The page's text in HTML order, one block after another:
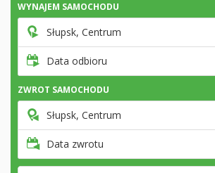
WYNAJEM SAMOCHODU
Słupsk, Centrum
Data odbioru
ZWROT SAMOCHODU
Słupsk, Centrum
Data zwrotu